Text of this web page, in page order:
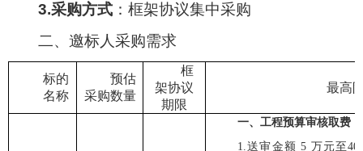
3.采购方式 ： 框架协议集中采购
二、 邀标人采购需求
标的
名称
预估
采购数量
框
架协议
期限
最高
一、工程预算审核取费
1.送审金额5 万元至40